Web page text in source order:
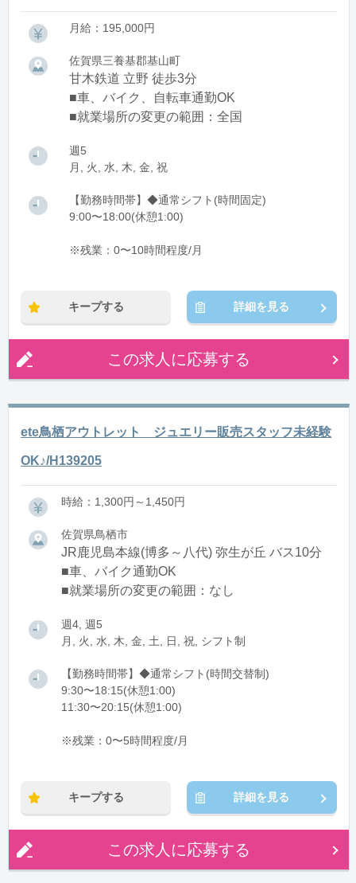
月給：195,000円
佐賀県三養基郡基山町
甘木鉄道 立野 徒歩3分
■車、バイク、自転車通勤OK
■就業場所の変更の範囲：全国
週5
月, 火, 水, 木, 金, 祝
【勤務時間帯】◆通常シフト(時間固定)
9:00〜18:00(休憩1:00)
※残業：0〜10時間程度/月
キープする 詳細を見る
この求人に応募する
ete鳥栖アウトレット ジュエリー販売スタッフ未経験
OK♪/H139205
時給：1,300円～1,450円
佐賀県鳥栖市
JR鹿児島本線(博多～八代) 弥生が丘 バス10分
■車、バイク通勤OK
■就業場所の変更の範囲：なし
週4, 週5
月, 火, 水, 木, 金, 土, 日, 祝, シフト制
【勤務時間帯】◆通常シフト(時間交替制)
9:30〜18:15(休憩1:00)
11:30〜20:15(休憩1:00)
※残業：0〜5時間程度/月
キープする 詳細を見る
この求人に応募する